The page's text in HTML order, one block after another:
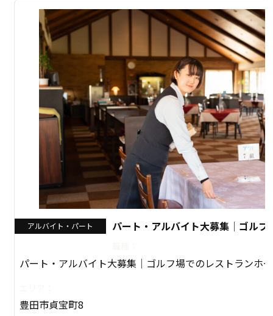
アルバイト・パート パート・アルバイト大募集│ゴルフ
パート・アルバイト大募集│ゴルフ場でのレストランホ
豊田市貞宝町8